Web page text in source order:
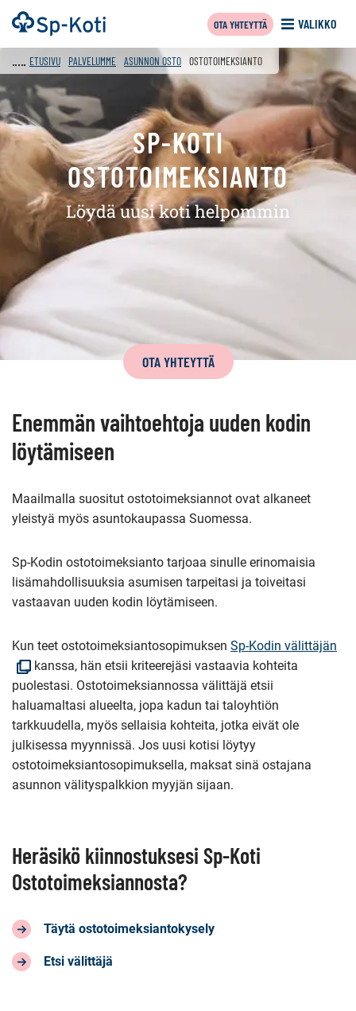
Siirry
sisältöön
Etusivu VALIKKO
OTA YHTEYTTÄ
ETUSIVU PALVELUMME ASUNNON OSTO OSTOTOIMEKSIANTO
f
SP-KOTI
OSTOTOIMEKSIANTO
Löydä uusi koti helpommin
Tämän
sivun
OTA YHTEYTTÄ
Enemmän vaihtoehtoja uuden kodin
löytämiseen
Maailmalla suositut ostotoimeksiannot ovat alkaneet
yleistyä myös asuntokaupassa Suomessa.
Sp-Kodin ostotoimeksianto tarjoaa sinulle erinomaisia
lisämahdollisuuksia asumisen tarpeitasi ja toiveitasi
vastaavan uuden kodin löytämiseen.
Kun teet ostotoimeksiantosopimuksen Sp-Kodin välittäjän
kanssa, hän etsii kriteerejäsi vastaavia kohteita
puolestasi. Ostotoimeksiannossa välittäjä etsii
haluamaltasi alueelta, jopa kadun tai taloyhtiön
tarkkuudella, myös sellaisia kohteita, jotka eivät ole
julkisessa myynnissä. Jos uusi kotisi löytyy
ostotoimeksiantosopimuksella, maksat sinä ostajana
asunnon välityspalkkion myyjän sijaan.
Heräsikö kiinnostuksesi Sp-Koti
Ostotoimeksiannosta?
Täytä ostotoimeksiantokysely
Etsi välittäjä